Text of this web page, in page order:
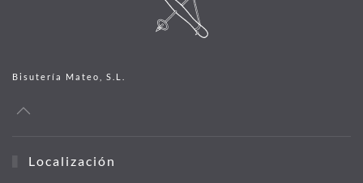
Bisutería Mateo, S.L.
Localización